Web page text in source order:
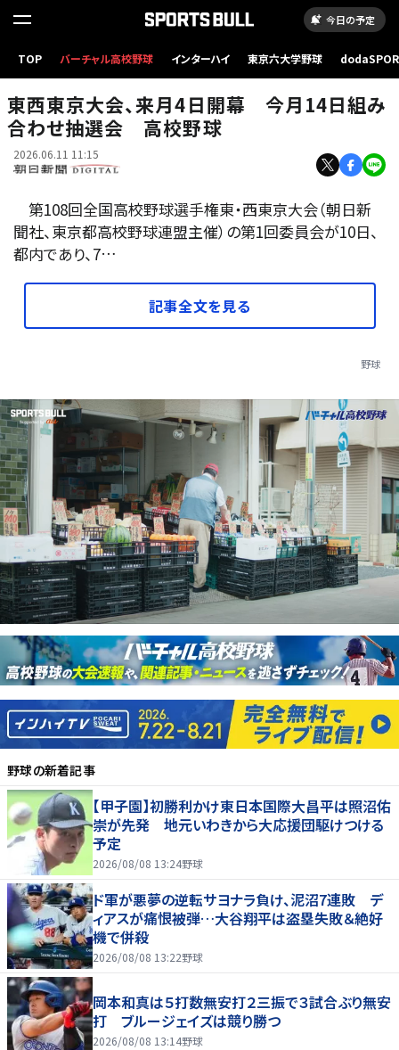
今日の予定
TOP バーチャル高校野球 インターハイ 東京六大学野球
第108回全国高校野球選手権地方大会の優勝盾レリーフ
東西東京大会、来月4日開幕 今月14日組み
合わせ抽選会 高校野球
2026.06.11 11:15
第108回全国高校野球選手権東・西東京大会（朝日新
聞社、東京都高校野球連盟主催）の第1回委員会が10日、
都内であり、7…
記事全文を見る
野球
野球の新着記事
【甲子園】初勝利かけ東日本国際大昌平は照沼佑
崇が先発 地元いわきから大応援団駆けつける
予定
2026/08/08 13:24野球
ド軍が悪夢の逆転サヨナラ負け、泥沼7連敗 デ
ィアスが痛恨被弾…大谷翔平は盗塁失敗＆絶好
機で併殺
2026/08/08 13:22野球
岡本和真は５打数無安打２三振で３試合ぶり無安
打 ブルージェイズは競り勝つ
2026/08/08 13:14野球